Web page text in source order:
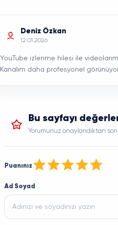
Deniz Özkan
12.01.2026
YouTube izlenme hilesi ile
Kanalım daha profesyonel
Bu sayfayı
Yorumunuz onaylandıktan
Puanınız 4
3 yıldız
2 yıldız
1 yıldız
Ad Soyad